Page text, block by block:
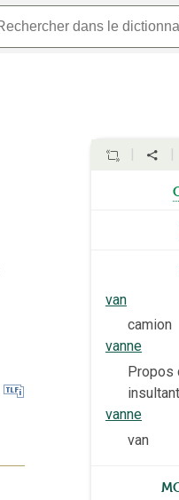
van
camion
vanne
Propos
vanne
van